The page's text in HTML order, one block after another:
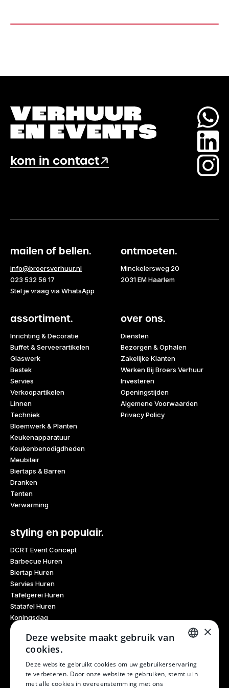
(1,9M)
kom in contact
mailen of bellen.
info@broersverhuur.nl
023 532 56 17
Stel je vraag via WhatsApp
ontmoeten.
Minckelersweg 20
2031 EM Haarlem
assortiment.
Inrichting & Decoratie
Buffet & Serveerartikelen
Glaswerk
Bestek
Servies
Verkoopartikelen
Linnen
Techniek
Bloemwerk & Planten
Keukenapparatuur
Keukenbenodigdheden
Meubilair
Biertaps & Barren
Dranken
Tenten
Verwarming
over ons.
Diensten
Bezorgen & Ophalen
Zakelijke Klanten
Werken Bij Broers Verhuur
Investeren
Openingstijden
Algemene Voorwaarden
Privacy Policy
styling en populair.
DCRT Event Concept
Barbecue Huren
Biertap Huren
Servies Huren
Tafelgerei Huren
Statafel Huren
Koningsdag
Glaswerk Huren
Feestdagen
Haarlem Culinair
Evenementen Verhuur
Burendag
Oktoberfest
DUTCH
×
Deze website maakt gebruik van
cookies.
Deze website gebruikt cookies om uw gebruikerservaring
te verbeteren. Door onze website te gebruiken, stemt u in
met alle cookies in overeenstemming met ons